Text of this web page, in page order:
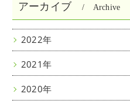
アーカイブ Archive
2022年
2021年
2020年